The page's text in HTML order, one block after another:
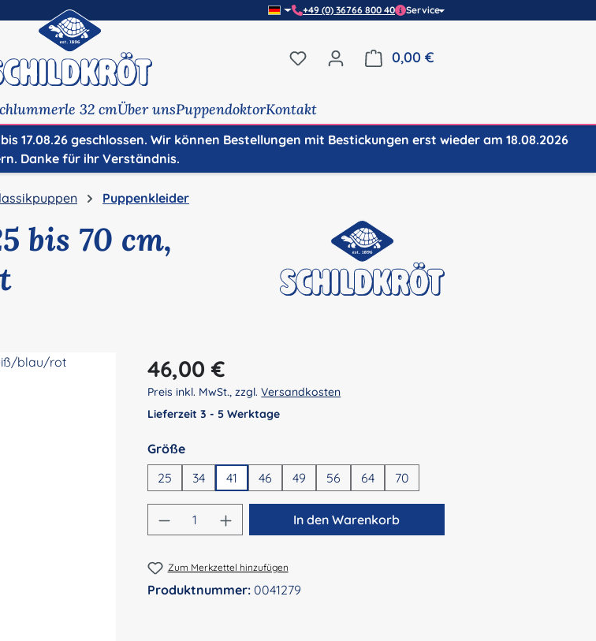
+49 (0) 36766 800 40 Service
Du hast 0 Produkte auf dem Merkzettel
0,00 €
32 cmÜber unsPuppendoktorKontakt
17.08.26 geschlossen. Wir können Bestellungen mit Bestickungen erst wieder am 18.08.2026
Danke für ihr Verständnis.
Puppenkleider
bis 70 cm,
Regulärer Preis:
46,00 €
Preis inkl. MwSt., zzgl.Versandkosten
Lieferzeit 3 - 5 Werktage
Größeauswählen
25
34 41 46 49 56 64 70
Produkt Anzahl: Gib den gewünschten Wert ein
In den Warenkorb
Zum Merkzettel hinzufügen
Produktnummer:0041279